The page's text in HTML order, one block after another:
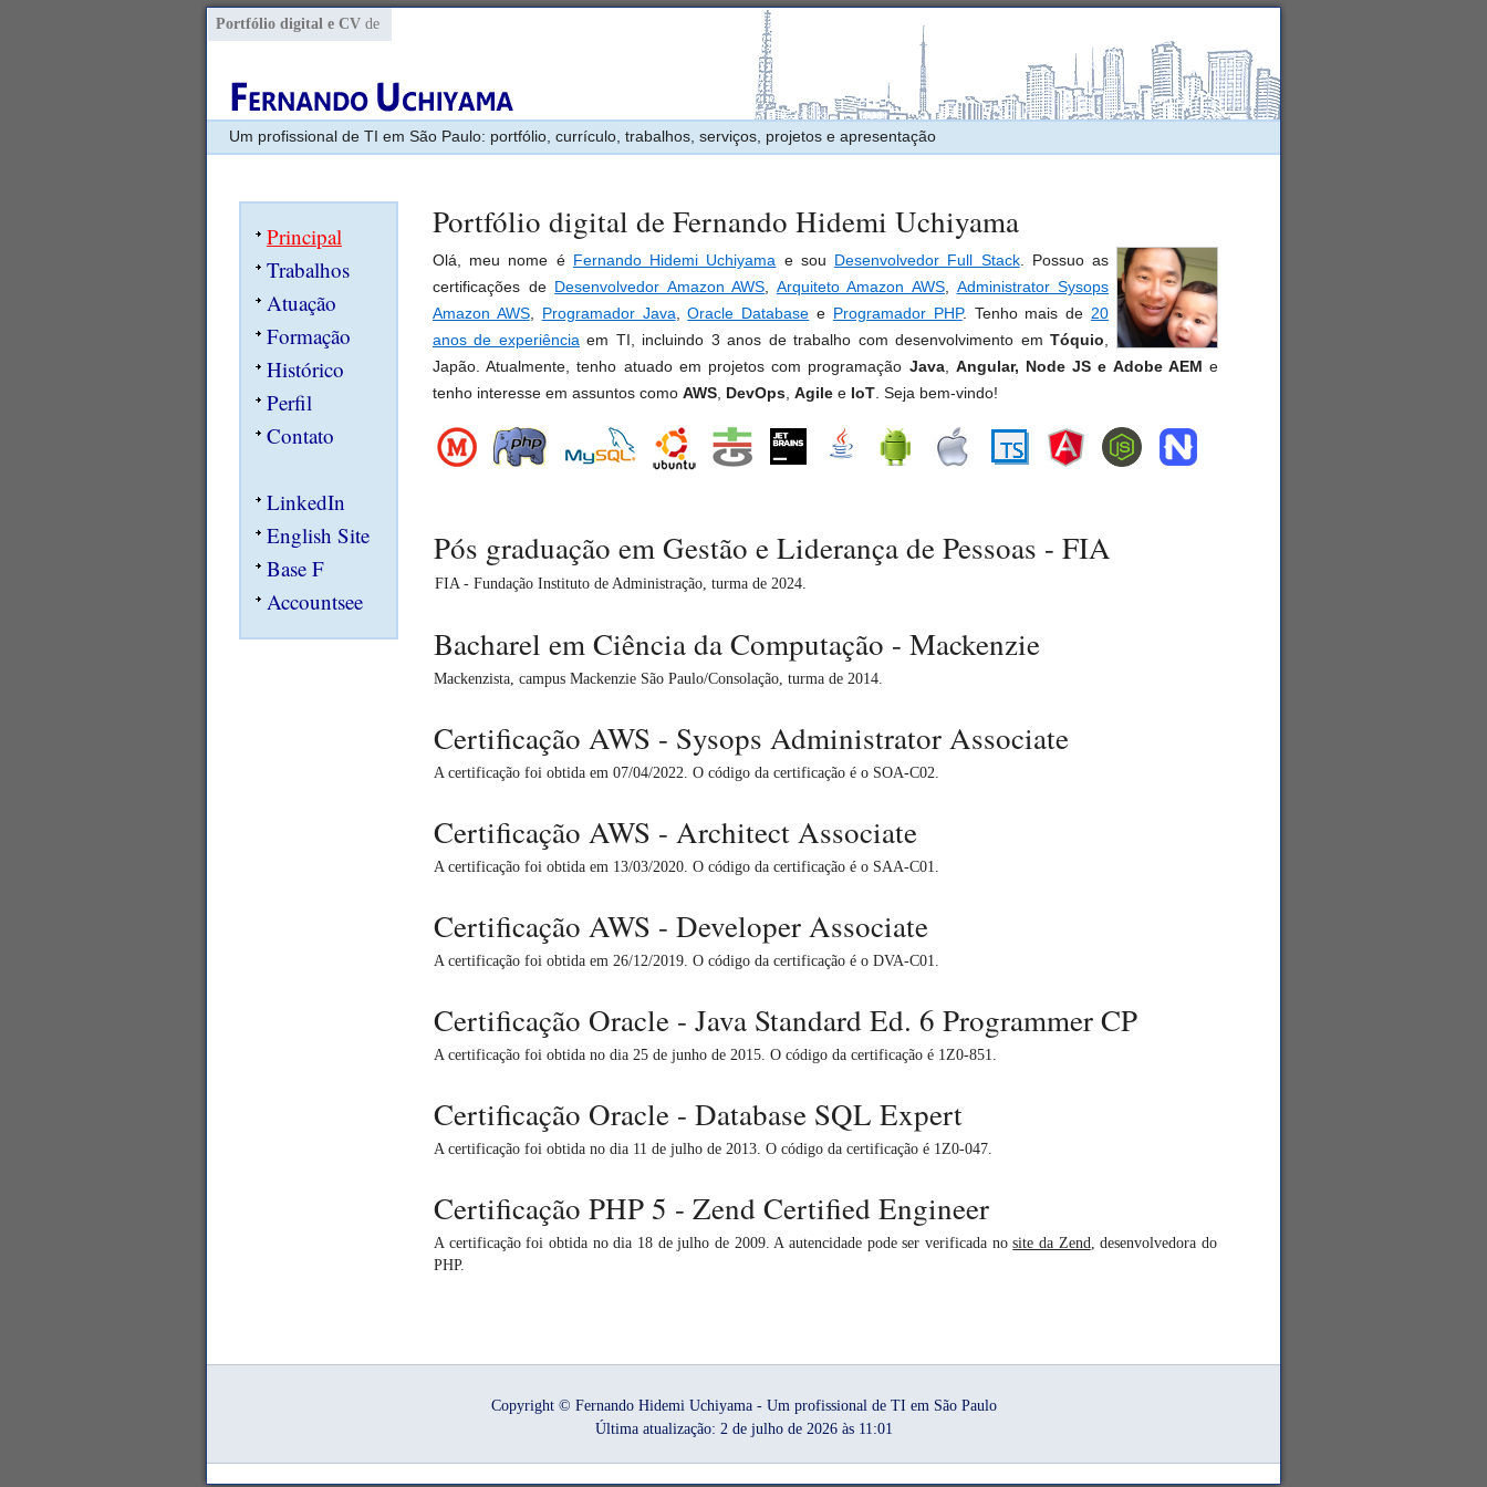
Portfólio digital e CV de
Fernando Hidemi Uchiyama: Portfólio
digital
Um profissional de TI em São Paulo: portfólio, currículo, trabalhos, serviços, projetos e apresentação
Principal
Trabalhos
Atuação
Formação
Histórico
Perfil
Contato
LinkedIn
English Site
Base F
Accountsee
Portfólio digital de Fernando Hidemi Uchiyama
Olá, meu nome é Fernando Hidemi Uchiyama e sou Desenvolvedor Full Stack. Possuo as
certificações de Desenvolvedor Amazon AWS Arquiteto Amazon AWS, Administrator Sysops
Amazon AWS, Programador Java ,Oracle Database e Programador PHP. Tenho mais de 20
anos de experiência em TI, incluindo 3 anos de trabalho com desenvolvimento emTóquio
Japão. Atualmente, tenho atuado em projetos com programação Java, Angular, Node JS e Adobe AEMe
tenho interesse em assuntos como AWS DevOps Agile e IoT . Seja bem-vindo!
Pós graduação em Gestão e Liderança de Pessoas - FIA
FIA - Fundação Instituto de Administração, turma de 2024.
Bacharel em Ciência da Computação - Mackenzie
Mackenzista, campus Mackenzie São Paulo/Consolação, turma de 2014.
Certificação AWS - Sysops Administrator Associate
A certificação foi obtida em 07/04/2022. O código da certificação é o SOA-C02.
Certificação AWS - Architect Associate
A certificação foi obtida em 13/03/2020. O código da certificação é o SAA-C01.
Certificação AWS - Developer Associate
A certificação foi obtida em 26/12/2019. O código da certificação é o DVA-C01.
Certificação Oracle - Java Standard Ed. 6 Programmer CP
A certificação foi obtida no dia 25 de junho de 2015. O código da certificação é 1Z0-851.
Certificação Oracle - Database SQL Expert
A certificação foi obtida no dia 11 de julho de 2013. O código da certificação é 1Z0-047.
Certificação PHP 5 - Zend Certified Engineer
A certificação foi obtida no dia 18 de julho de 2009. A autencidade pode ser verificada nosite da Zend, desenvolvedora do
PHP.
Copyright © Fernando Hidemi Uchiyama - Um profissional de TI em São Paulo
Última atualização: 2 de julho de 2026 às 11:01